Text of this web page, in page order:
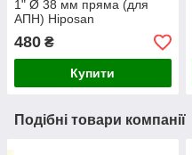
1" Ø 38 мм пряма (для
АПН) Hiposan
480 ₴
Купити
Подібні товари компанії